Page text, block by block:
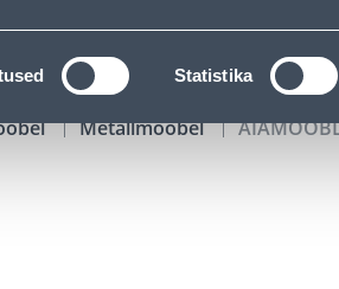
Statistika
KATALOOGID
Metallmööbel